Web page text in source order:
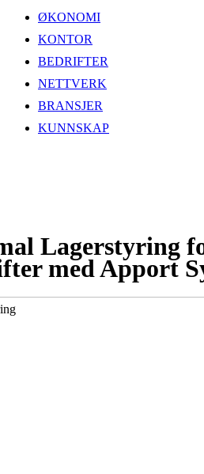
ØKONOMI
KONTOR
BEDRIFTER
NETTVERK
BRANSJER
KUNNSKAP
Lagerstyring
med Apport